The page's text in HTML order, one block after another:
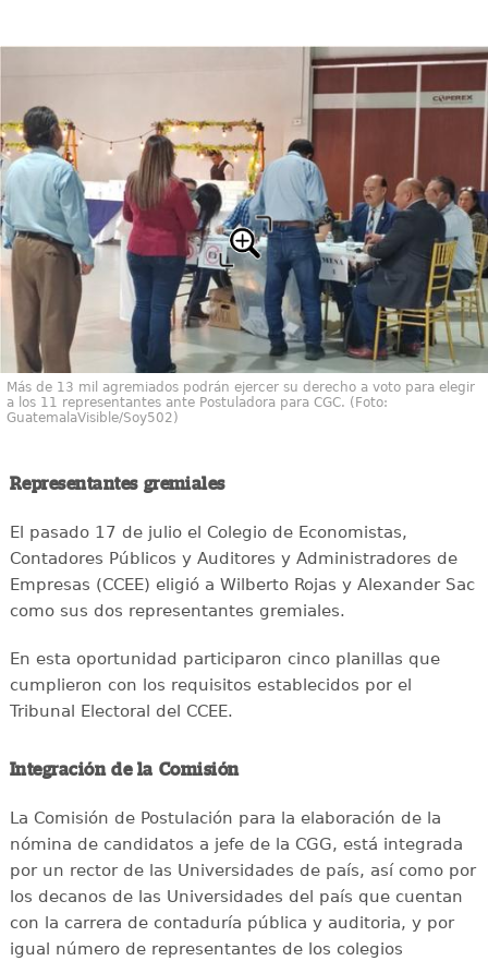
Más de 13 mil agremiados podrán ejercer su derecho a voto para elegir
a los 11 representantes ante Postuladora para CGC. (Foto:
GuatemalaVisible/Soy502)
Representantes gremiales
El pasado 17 de julio el Colegio de Economistas,
Contadores Públicos y Auditores y Administradores de
Empresas (CCEE) eligió a Wilberto Rojas y Alexander Sac
como sus dos representantes gremiales.
En esta oportunidad participaron cinco planillas que
cumplieron con los requisitos establecidos por el
Tribunal Electoral del CCEE.
Integración de la Comisión
La Comisión de Postulación para la elaboración de la
nómina de candidatos a jefe de la CGG, está integrada
por un rector de las Universidades de país, así como por
los decanos de las Universidades del país que cuentan
con la carrera de contaduría pública y auditoria, y por
igual número de representantes de los colegios